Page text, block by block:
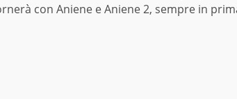
con Aniene e Aniene 2, sempre in